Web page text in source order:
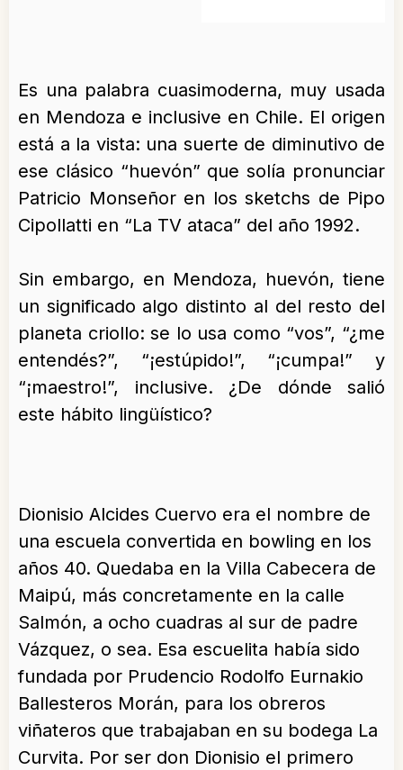
Es una palabra cuasimoderna, muy usada
en Mendoza e inclusive en Chile. El origen
está a la vista: una suerte de diminutivo de
ese clásico “huevón” que solía pronunciar
Patricio Monseñor en los sketchs de Pipo
Cipollatti en “La TV ataca” del año 1992.
Sin embargo, en Mendoza, huevón, tiene
un significado algo distinto al del resto del
planeta criollo: se lo usa como “vos”, “¿me
entendés?”, “¡estúpido!”, “¡cumpa!” y
“¡maestro!”, inclusive. ¿De dónde salió
este hábito lingüístico?
Dionisio Alcides Cuervo era el nombre de
una escuela convertida en bowling en los
años 40. Quedaba en la Villa Cabecera de
Maipú, más concretamente en la calle
Salmón, a ocho cuadras al sur de padre
Vázquez, o sea. Esa escuelita había sido
fundada por Prudencio Rodolfo Eurnakio
Ballesteros Morán, para los obreros
viñateros que trabajaban en su bodega La
Curvita. Por ser don Dionisio el primero